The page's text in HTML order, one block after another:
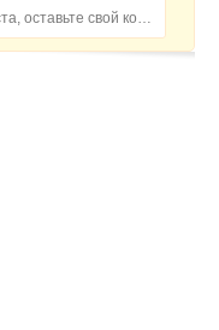
Домохозяйка, пожалуйста, оставьте свой комментарий...